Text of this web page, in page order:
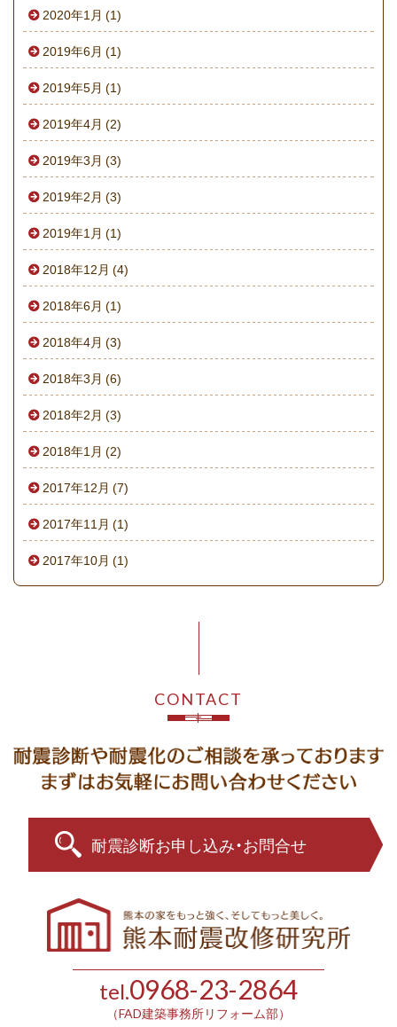
2020年1月 (1)
2019年6月 (1)
2019年5月 (1)
2019年4月 (2)
2019年3月 (3)
2019年2月 (3)
2019年1月 (1)
2018年12月 (4)
2018年6月 (1)
2018年4月 (3)
2018年3月 (6)
2018年2月 (3)
2018年1月 (2)
2017年12月 (7)
2017年11月 (1)
2017年10月 (1)
CONTACT
耐震診断お申し込み・お問合せ
tel.0968-23-2864
（FAD建築事務所リフォーム部）